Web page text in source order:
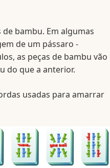
bambu. Em algumas
de um pássaro -
as peças de bambu vão
do que a anterior.
usadas para amarrar